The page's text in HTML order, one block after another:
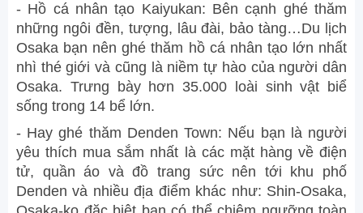
- Hồ cá nhân tạo Kaiyukan: Bên cạnh ghé thăm
những ngôi đền, tượng, lâu đài, bảo tàng…Du lịch
Osaka bạn nên ghé thăm hồ cá nhân tạo lớn nhất
nhì thé giới và cũng là niềm tự hào của người dân
Osaka. Trưng bày hơn 35.000 loài sinh vật biể
sống trong 14 bể lớn.
- Hay ghé thăm Denden Town: Nếu bạn là người
yêu thích mua sắm nhất là các mặt hàng về điện
tử, quần áo và đồ trang sức nên tới khu phố
Denden và nhiều địa điểm khác như: Shin-Osaka,